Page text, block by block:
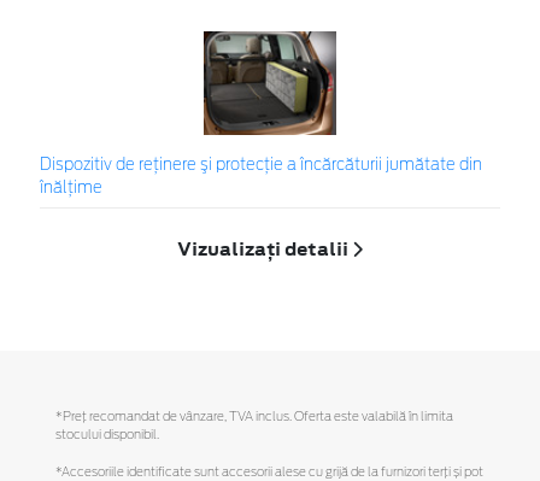
Dispozitiv de reţinere şi protecţie a încărcăturii jumătate din
înălţime
Vizualizați detalii
*Preţ recomandat de vânzare, TVA inclus. Oferta este valabilă în limita
stocului disponibil.
*Accesoriile identificate sunt accesorii alese cu grijă de la furnizori terți și pot